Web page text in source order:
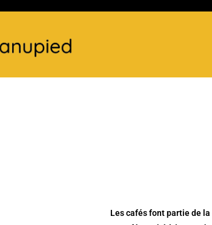
Les cafés font partie de